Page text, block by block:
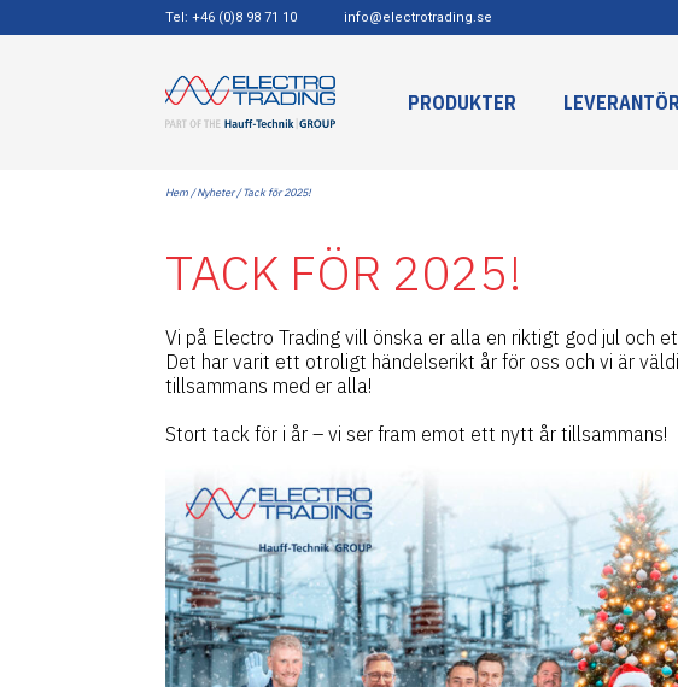
Tel: +46 (0)8 98 71 10 info@electrotrading.se
PRODUKTER
Hem /Nyheter/ Tack för 2025!
TACK FÖR 2025!
Vi på Electro Trading vill önska er alla en riktigt god jul och
Det har varit ett otroligt händelserikt år för oss och vi är
tillsammans med er alla!
Stort tack för i år – vi ser fram emot ett nytt år tillsammans!